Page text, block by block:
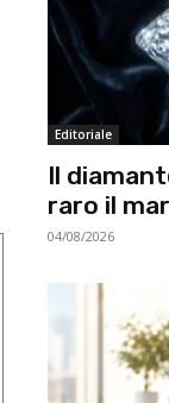
Editoriale
Il
raro il
04/08/2026